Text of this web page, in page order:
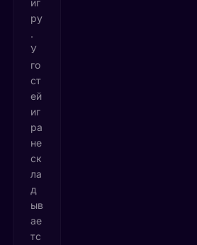
иг
ру
.
У
го
ст
ей
иг
ра
не
ск
ла
д
ыв
ае
тс